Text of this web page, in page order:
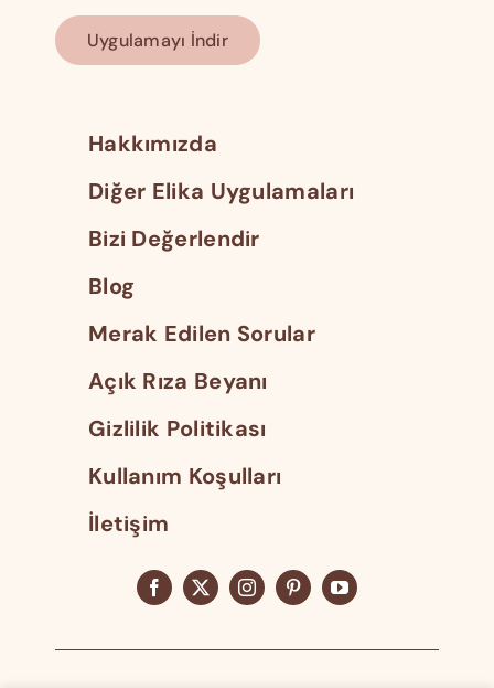
Uygulamayı İndir
Hakkımızda
Diğer Elika Uygulamaları
Bizi Değerlendir
Blog
Merak Edilen Sorular
Açık Rıza Beyanı
Gizlilik Politikası
Kullanım Koşulları
İletişim